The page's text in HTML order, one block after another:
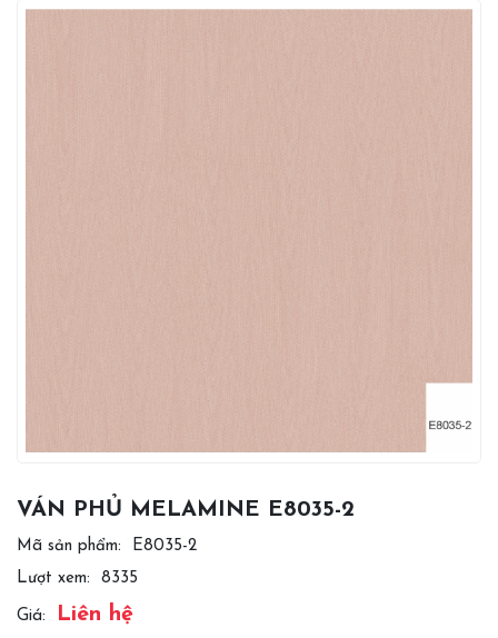
VÁN PHỦ MELAMINE E8035-2
Mã sản phẩm:
E8035-2
Lượt xem:
8335
Giá: Liên hệ